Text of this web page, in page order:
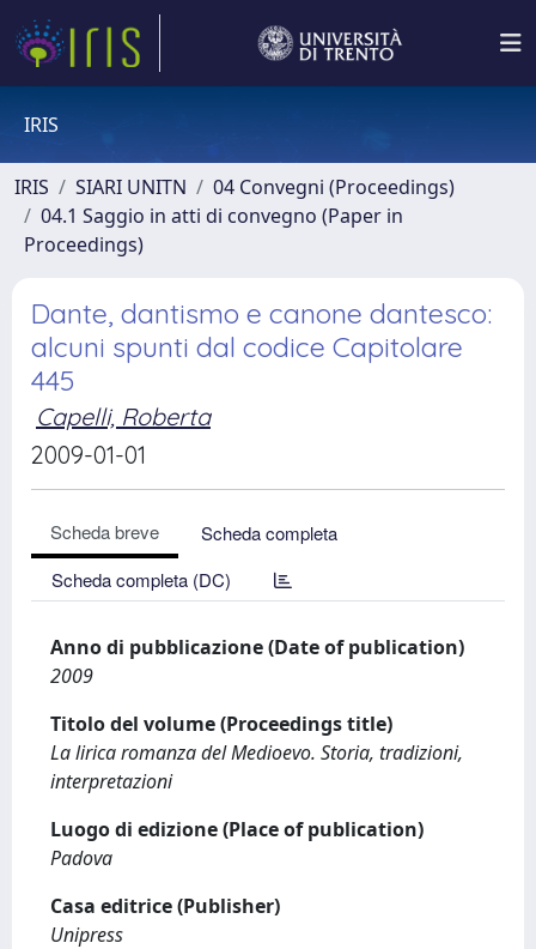
IRIS
IRIS SIARI UNITN
04 Convegni (Proceedings)
04.1 Saggio in atti di convegno (Paper in
Proceedings)
Dante, dantismo e canone dantesco:
alcuni spunti dal codice Capitolare
445
Capelli, Roberta
2009-01-01
Scheda breve
Scheda completa
Scheda completa (DC)
Anno di pubblicazione (Date of publication)
2009
Titolo del volume (Proceedings title)
La lirica romanza del Medioevo. Storia, tradizioni,
interpretazioni
Luogo di edizione (Place of publication)
Padova
Casa editrice (Publisher)
Unipress